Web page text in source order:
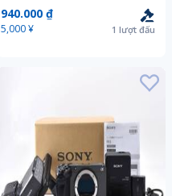
940.000 ₫
5,000 ¥ 1 lượt đấu